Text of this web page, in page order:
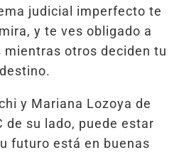
judicial imperfecto te
y te ves obligado a
otros deciden tu
destino.
y Mariana Lozoya de
de su lado, puede estar
futuro está en buenas